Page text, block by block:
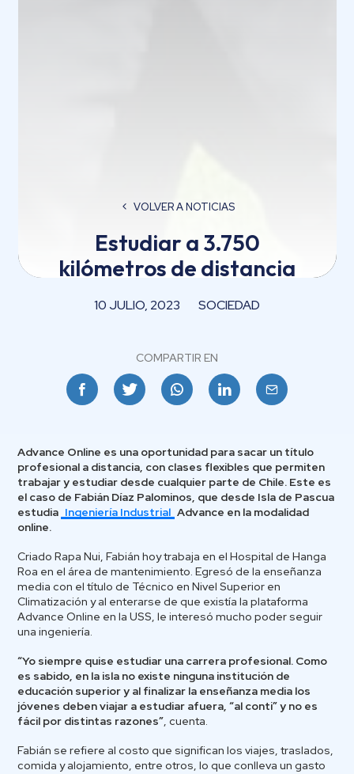
VOLVER A NOTICIAS
Estudiar a 3.750
kilómetros de distancia
10 JULIO, 2023 SOCIEDAD
COMPARTIR EN
Facebook Twitter Whatsapp Linkedin
Advance Online es una oportunidad para sacar un título
profesional a distancia, con clases flexibles que permiten
trabajar y estudiar desde cualquier parte de Chile. Este es
el caso de Fabián Díaz Palominos, que desde Isla de Pascua
estudia Ingeniería Industrial Advance en la modalidad
online.
Criado Rapa Nui, Fabián hoy trabaja en el Hospital de Hanga
Roa en el área de mantenimiento. Egresó de la enseñanza
media con el título de Técnico en Nivel Superior en
Climatización y al enterarse de que existía la plataforma
Advance Online en la USS, le interesó mucho poder seguir
una ingeniería.
“Yo siempre quise estudiar una carrera profesional. Como
es sabido, en la isla no existe ninguna institución de
educación superior y al finalizar la enseñanza media los
jóvenes deben viajar a estudiar afuera, “al conti” y no es
fácil por distintas razones”, cuenta.
Fabián se refiere al costo que significan los viajes, traslados,
comida y alojamiento, entre otros, lo que conlleva un gasto